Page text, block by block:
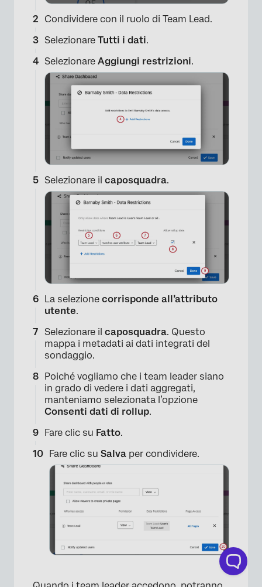
Condividere con il ruolo di Team Lead.
Selezionare Tutti i dati.
Selezionare Aggiungi restrizioni.
Selezionare il caposquadra.
La selezione corrisponde all’attributo
utente.
Selezionare il caposquadra. Questo
mappa i metadati ai dati integrati del
sondaggio.
Poiché vogliamo che i team leader siano
in grado di vedere i dati aggregati,
manteniamo selezionata l’opzione
Consenti dati di rollup.
Fare clic su Fatto.
Fare clic su Salva per condividere.